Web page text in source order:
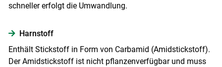
schneller erfolgt die Umwandlung.
Harnstoff
Enthält Stickstoff in Form von Carbamid (Amidstickstoff).
Der Amidstickstoff ist nicht pflanzenverfügbar und muss